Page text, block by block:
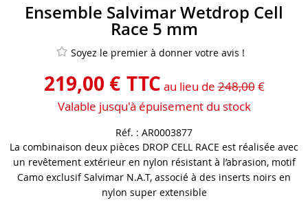
Ensemble Salvimar Wetdrop Cell
Race 5 mm
Soyez le premier à donner votre avis !
219,00 € TTC au lieu de248,00€
Valable jusqu'à épuisement du stock
Réf. : AR0003877
La combinaison deux pièces DROP CELL RACE est réalisée avec
un revêtement extérieur en nylon résistant à l’abrasion, motif
Camo exclusif Salvimar N.A.T, associé à des inserts noirs en
nylon super extensible